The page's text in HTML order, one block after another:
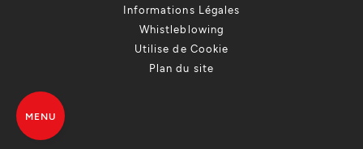
Informations Légales
Whistleblowing
Utilise de Cookie
Plan du site
MENU